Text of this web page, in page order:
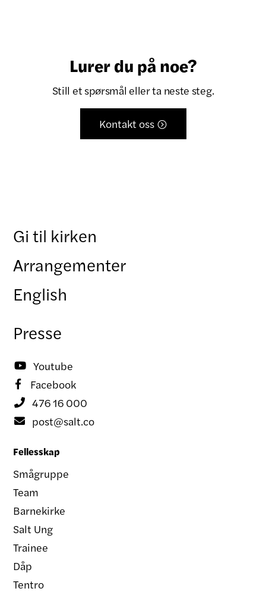
Lurer du på noe?
Still et spørsmål eller ta neste steg.
Kontakt oss 
Gi til kirken
Arrangementer
English
Presse
 Youtube
 Facebook
 476 16 000
 post@salt.co
Fellesskap
Smågruppe
Team
Barnekirke
Salt Ung
Trainee
Dåp
Tentro